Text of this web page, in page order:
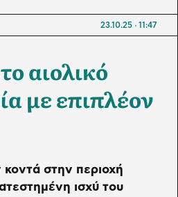
23.10.25 11:47
αιολικό
με επιπλέον
στην περιοχή
ισχύ του